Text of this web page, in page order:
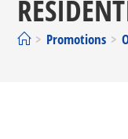
> Promotions >